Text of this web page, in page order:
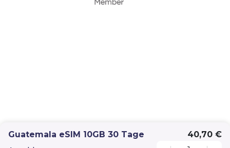
Guatemala eSIM 10GB 30 Tage 40,70 €